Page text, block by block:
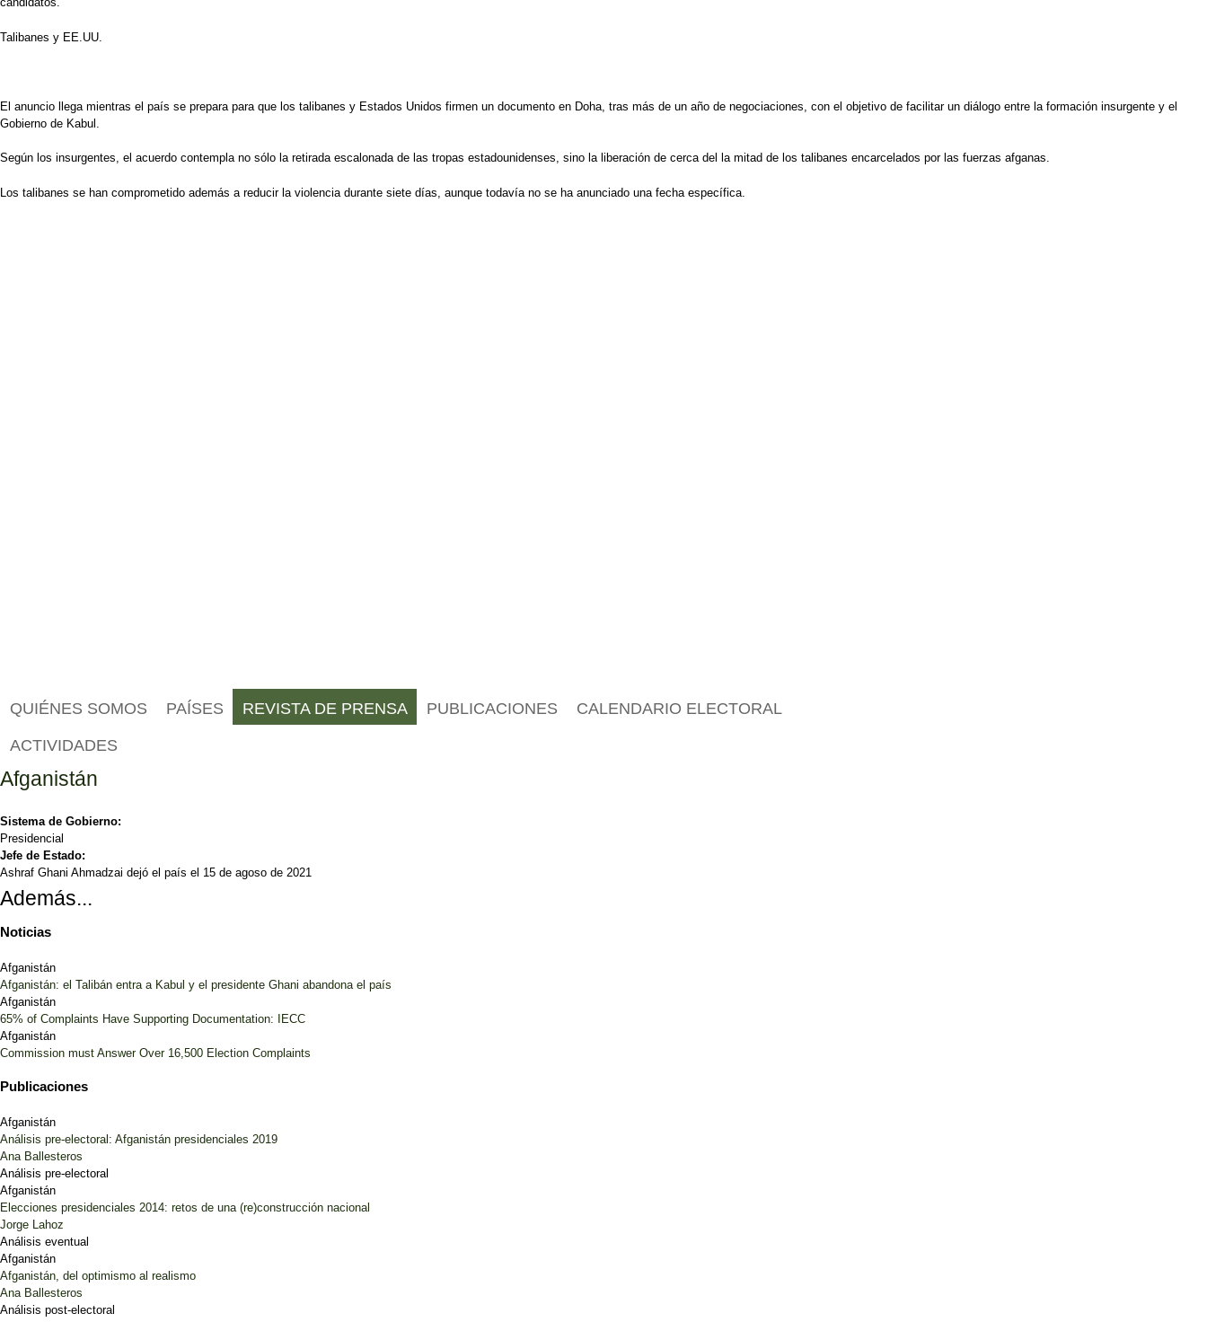
Talibanes y EE.UU.
El anuncio llega mientras el país se prepara para que los talibanes y Estados Unidos firmen un documento en Doha, tras más de un año de negociaciones, con el objetivo de facilitar un diálogo entre la formación insurgente y el
Gobierno de Kabul.
Según los insurgentes, el acuerdo contempla no sólo la retirada escalonada de las tropas estadounidenses, sino la liberación de cerca del la mitad de los talibanes encarcelados por las fuerzas afganas.
Los talibanes se han comprometido además a reducir la violencia durante siete días, aunque todavía no se ha anunciado una fecha específica.
QUIÉNES SOMOS PAÍSES REVISTA DE PRENSA PUBLICACIONES CALENDARIO ELECTORAL
ACTIVIDADES
Afganistán
Sistema de Gobierno:
Presidencial
Jefe de Estado:
Ashraf Ghani Ahmadzai dejó el país el 15 de agoso de 2021
Además...
Noticias
Afganistán
Afganistán: el Talibán entra a Kabul y el presidente Ghani abandona el país
Afganistán
65% of Complaints Have Supporting Documentation: IECC
Afganistán
Commission must Answer Over 16,500 Election Complaints
Publicaciones
Afganistán
Análisis pre-electoral: Afganistán presidenciales 2019
Ana Ballesteros
Análisis pre-electoral
Afganistán
Elecciones presidenciales 2014: retos de una (re)construcción nacional
Jorge Lahoz
Análisis eventual
Afganistán
Afganistán, del optimismo al realismo
Ana Ballesteros
Análisis post-electoral